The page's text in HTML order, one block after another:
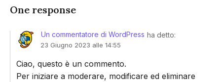
One response
Un commentatore di WordPress ha detto:
23 Giugno 2023 alle 14:55
Ciao, questo è un commento.
Per iniziare a moderare, modificare ed eliminare